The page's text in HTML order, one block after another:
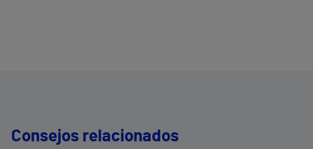
Consejos relacionados